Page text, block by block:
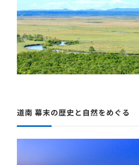
道南 幕末の歴史と自然をめぐる